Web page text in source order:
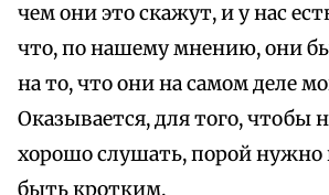
чем они это скажут, и у нас
что, по нашему мнению, они бы
на то, что они на самом деле
Оказывается, для того, чтобы
хорошо слушать, порой нужно
быть кротким.